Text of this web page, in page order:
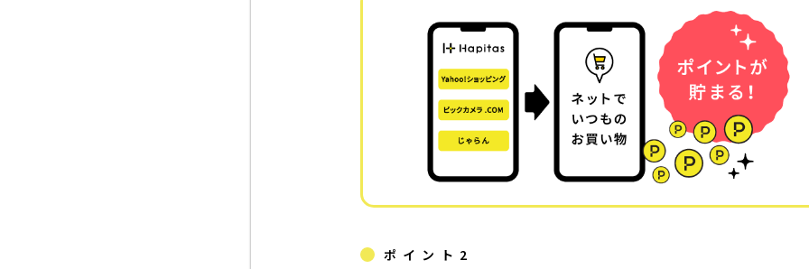
ポイント2